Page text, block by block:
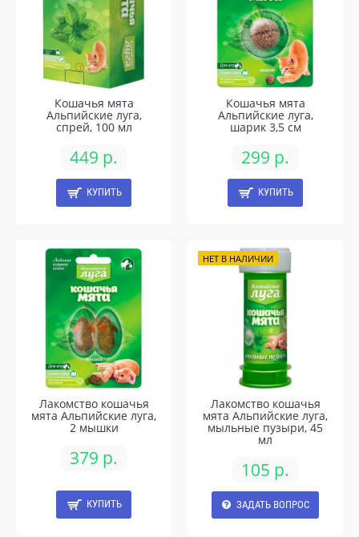
Кошачья мята
Альпийские луга,
спрей, 100 мл
449 р.
КУПИТЬ
Кошачья мята
Альпийские луга,
шарик 3,5 см
299 р.
КУПИТЬ
Лакомство кошачья
мята Альпийские луга,
2 мышки
379 р.
КУПИТЬ
НЕТ В НАЛИЧИИ
Лакомство кошачья
мята Альпийские луга,
мыльные пузыри, 45
мл
105 р.
ЗАДАТЬ ВОПРОС